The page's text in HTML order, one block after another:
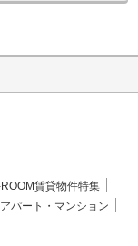
賃貸物件特集
パート・マンション